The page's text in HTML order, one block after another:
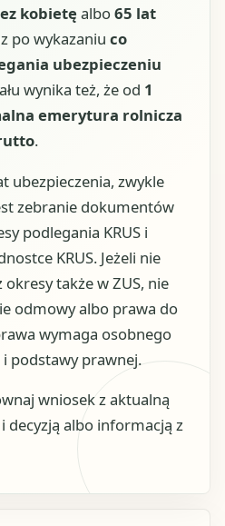
kobietęalbo65 lat
po wykazaniu co
ubezpieczeniu
wynika też, że od 1
emerytura rolnicza
.
ubezpieczenia, zwykle
zebranie dokumentów
podlegania KRUS i
KRUS. Jeżeli nie
także w ZUS, nie
odmowy albo prawa do
wymaga osobnego
podstawy prawnej.
wniosek z aktualną
albo informacją z